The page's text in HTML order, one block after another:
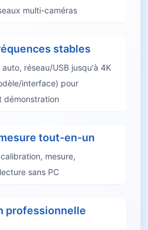
multi-caméras
stables
réseau/USB jusqu'à 4K
interface) pour
démonstration
tout-en-un
mesure,
sans PC
professionnelle